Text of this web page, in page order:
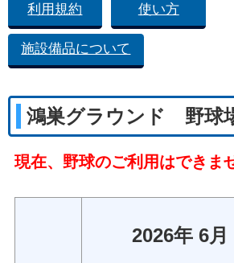
利用規約 使い方
施設備品について
鴻巣グラウンド 野球
現在、野球のご利用はできま
2026年 6月